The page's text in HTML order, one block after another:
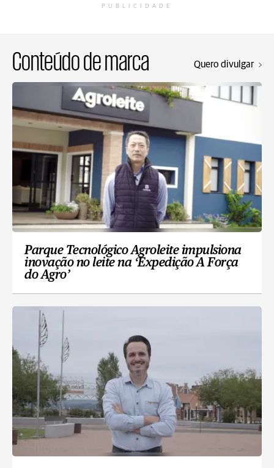
PUBLICIDADE
Conteúdo de marca Quero divulgar
Parque Tecnológico Agroleite impulsiona
inovação no leite na ‘Expedição A Força
do Agro’